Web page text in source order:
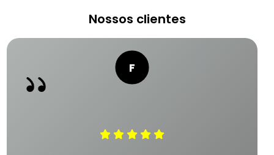
Nossos clientes